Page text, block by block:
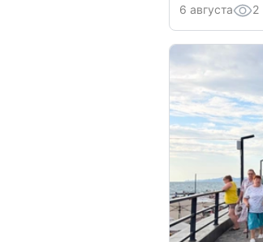
6 августа 2